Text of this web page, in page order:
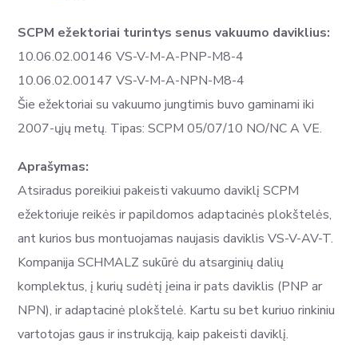
SCPM ežektoriai turintys senus vakuumo daviklius:
10.06.02.00146 VS-V-M-A-PNP-M8-4
10.06.02.00147 VS-V-M-A-NPN-M8-4
Šie ežektoriai su vakuumo jungtimis buvo gaminami iki
2007-ųjų metų. Tipas: SCPM 05/07/10 NO/NC A VE.
Aprašymas:
Atsiradus poreikiui pakeisti vakuumo daviklį SCPM
ežektoriuje reikės ir papildomos adaptacinės plokštelės,
ant kurios bus montuojamas naujasis daviklis VS-V-AV-T.
Kompanija SCHMALZ sukūrė du atsarginių dalių
komplektus, į kurių sudėtį įeina ir pats daviklis (PNP ar
NPN), ir adaptacinė plokštelė. Kartu su bet kuriuo rinkiniu
vartotojas gaus ir instrukciją, kaip pakeisti daviklį.